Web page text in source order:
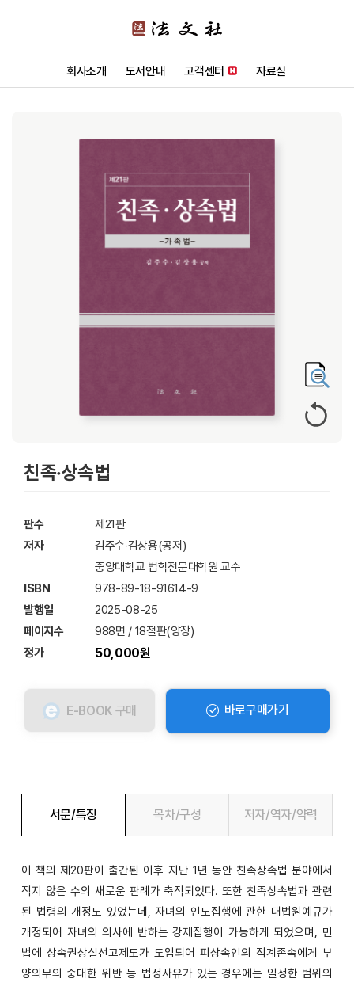
회사소개 도서안내 고객센터 자료실
친족‧상속법
판수
제21판
저자
김주수‧김상용(공저)
중앙대학교 법학전문대학원 교수
ISBN
978-89-18-91614-9
발행일
2025-08-25
페이지수
988면 / 18절판(양장)
정가
50,000원
E-BOOK 구매 바로구매가기
서문/특징 목차/구성 저자/역자/약력
이 책의 제20판이 출간된 이후 지난 1년 동안 친족상속법 분야에서
적지 않은 수의 새로운 판례가 축적되었다. 또한 친족상속법과 관련
된 법령의 개정도 있었는데, 자녀의 인도집행에 관한 대법원예규가
개정되어 자녀의 의사에 반하는 강제집행이 가능하게 되었으며, 민
법에 상속권상실선고제도가 도입되어 피상속인의 직계존속에게 부
양의무의 중대한 위반 등 법정사유가 있는 경우에는 일정한 범위의